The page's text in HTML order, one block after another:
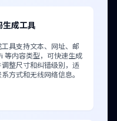
生成工具
具支持文本、网址、邮
等内容类型，可快速生成
整尺寸和纠错级别，适
方式和无线网络信息。